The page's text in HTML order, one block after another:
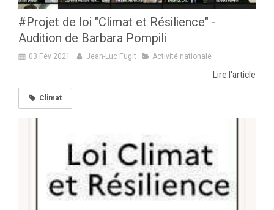
#Projet de loi "Climat et Résilience" -
Audition de Barbara Pompili
03 Fév 2021 Jean-Luc Fugit Activité nationale
Lire l'article
Climat